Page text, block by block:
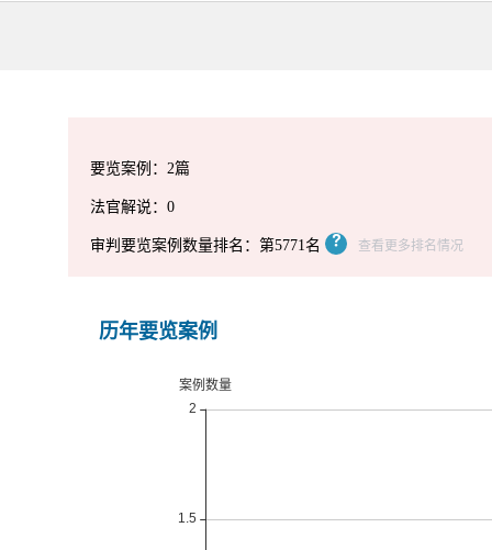
要览案例：2篇
法官解说：0
审判要览案例数量排名：第5771名 查看更多排名情况
历年要览案例